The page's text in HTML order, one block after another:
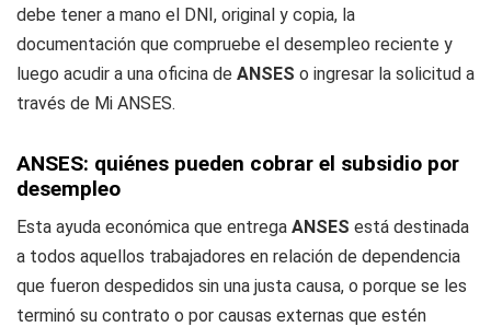
debe tener a mano el DNI, original y copia, la
documentación que compruebe el desempleo reciente y
luego acudir a una oficina de ANSES o ingresar la solicitud a
través de Mi ANSES.
ANSES: quiénes pueden cobrar el subsidio por
desempleo
Esta ayuda económica que entrega ANSES está destinada
a todos aquellos trabajadores en relación de dependencia
que fueron despedidos sin una justa causa, o porque se les
terminó su contrato o por causas externas que estén